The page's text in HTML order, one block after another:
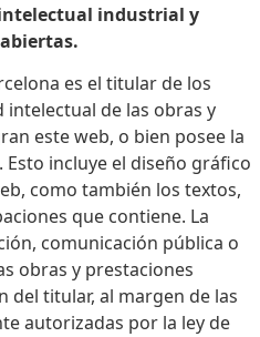
industrial y
es el titular de los
de las obras y
este web, o bien posee la
incluye el diseño gráfico
como también los textos,
que contiene. La
comunicación pública o
obras y prestaciones
del titular, al margen de las
autorizadas por la ley de